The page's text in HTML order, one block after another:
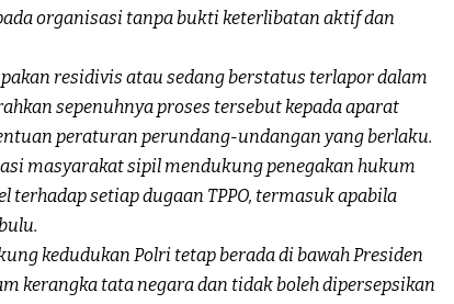
organisasi tanpa bukti keterlibatan aktif dan
residivis atau sedang berstatus terlapor dalam
sepenuhnya proses tersebut kepada aparat
peraturan perundang-undangan yang berlaku.
masyarakat sipil mendukung penegakan hukum
setiap dugaan TPPO, termasuk apabila
kedudukan Polri tetap berada di bawah Presiden
kerangka tata negara dan tidak boleh dipersepsikan